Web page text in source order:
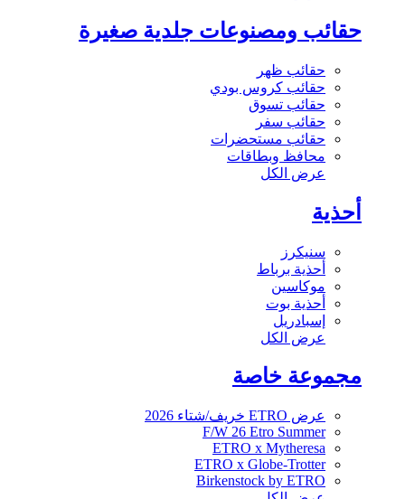
حقائب ومصنوعات جلدية صغيرة
حقائب ظهر
حقائب كروس بودي
حقائب تسوق
حقائب سفر
حقائب مستحضرات
محافظ وبطاقات
عرض الكل
أحذية
سنيكرز
أحذية برباط
موكاسين
أحذية بوت
إسبادريل
عرض الكل
مجموعة خاصة
عرض ETRO خريف/شتاء 2026
F/W 26 Etro Summer
ETRO x Mytheresa
ETRO x Globe-Trotter
Birkenstock by ETRO